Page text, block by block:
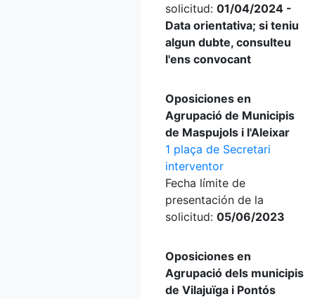
solicitud: 01/04/2024 -
Data orientativa; si teniu
algun dubte, consulteu
l'ens convocant
Oposiciones en
Agrupació de Municipis
de Maspujols i l'Aleixar
1 plaça de Secretari
interventor
Fecha límite de
presentación de la
solicitud: 05/06/2023
Oposiciones en
Agrupació dels municipis
de Vilajuïga i Pontós